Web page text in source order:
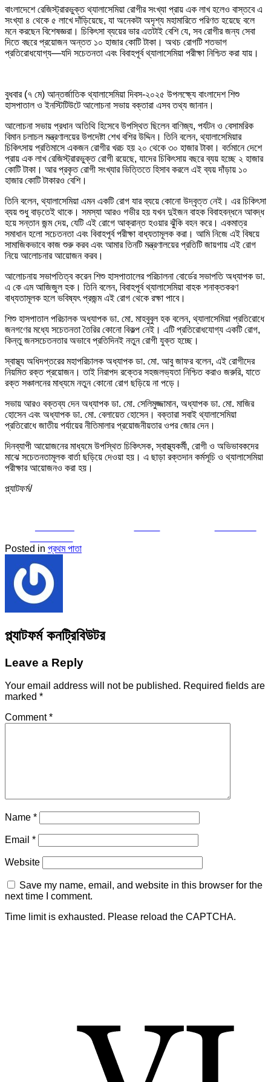
বাংলাদেশে রেজিস্ট্রারভুক্ত থ্যালাসেমিয়া রোগীর সংখ্যা প্রায় এক লাখ হলেও বাস্তবে এ
সংখ্যা ৪ থেকে ৫ লাখে দাঁড়িয়েছে, যা অনেকটা অদৃশ্য মহামারিতে পরিণত হয়েছে বলে
মনে করছেন বিশেষজ্ঞরা। চিকিৎসা ব্যয়ের ভার এতটাই বেশি যে, সব রোগীর জন্য সেবা
দিতে বছরে প্রয়োজন অন্তত ১০ হাজার কোটি টাকা। অথচ রোগটি শতভাগ
প্রতিরোধযোগ্য—যদি সচেতনতা এবং বিবাহপূর্ব থ্যালাসেমিয়া পরীক্ষা নিশ্চিত করা যায়।
বুধবার (৭ মে) আন্তর্জাতিক থ্যালাসেমিয়া দিবস-২০২৫ উপলক্ষ্যে বাংলাদেশ শিশু
হাসপাতাল ও ইনস্টিটিউটে আলোচনা সভায় বক্তারা এসব তথ্য জানান।
আলোচনা সভায় প্রধান অতিথি হিসেবে উপস্থিত ছিলেন বাণিজ্য, পর্যটন ও বেসামরিক
বিমান চলাচল মন্ত্রণালয়ের উপদেষ্টা শেখ বশির উদ্দিন। তিনি বলেন, থ্যালাসেমিয়ার
চিকিৎসায় প্রতিমাসে একজন রোগীর খরচ হয় ২০ থেকে ৩০ হাজার টাকা। বর্তমানে দেশে
প্রায় এক লাখ রেজিস্ট্রারভুক্ত রোগী রয়েছে, যাদের চিকিৎসায় বছরে ব্যয় হচ্ছে ২ হাজার
কোটি টাকা। আর প্রকৃত রোগী সংখ্যার ভিত্তিতে হিসাব করলে এই ব্যয় দাঁড়ায় ১০
হাজার কোটি টাকারও বেশি।
তিনি বলেন, থ্যালাসেমিয়া এমন একটি রোগ যার ব্যয়ে কোনো উদ্বৃত্ত নেই। এর চিকিৎসা
ব্যয় শুধু বাড়তেই থাকে। সমস্যা আরও গভীর হয় যখন দুইজন বাহক বিবাহবন্ধনে আবদ্ধ
হয়ে সন্তান জন্ম দেয়, যেটি এই রোগে আক্রান্ত হওয়ার ঝুঁকি বহন করে। একমাত্র
সমাধান হলো সচেতনতা এবং বিবাহপূর্ব পরীক্ষা বাধ্যতামূলক করা। আমি নিজে এই বিষয়ে
সামাজিকভাবে কাজ শুরু করব এবং আমার তিনটি মন্ত্রণালয়ের প্রতিটি জায়গায় এই রোগ
নিয়ে আলোচনার আয়োজন করব।
আলোচনায় সভাপতিত্ব করেন শিশু হাসপাতালের পরিচালনা বোর্ডের সভাপতি অধ্যাপক ডা.
এ কে এম আজিজুল হক। তিনি বলেন, বিবাহপূর্ব থ্যালাসেমিয়া বাহক শনাক্তকরণ
বাধ্যতামূলক হলে ভবিষ্যৎ প্রজন্ম এই রোগ থেকে রক্ষা পাবে।
শিশু হাসপাতাল পরিচালক অধ্যাপক ডা. মো. মাহবুবুল হক বলেন, থ্যালাসেমিয়া প্রতিরোধে
জনগণের মধ্যে সচেতনতা তৈরির কোনো বিকল্প নেই। এটি প্রতিরোধযোগ্য একটি রোগ,
কিন্তু জনসচেতনতার অভাবে প্রতিদিনই নতুন রোগী যুক্ত হচ্ছে।
স্বাস্থ্য অধিদপ্তরের মহাপরিচালক অধ্যাপক ডা. মো. আবু জাফর বলেন, এই রোগীদের
নিয়মিত রক্ত প্রয়োজন। তাই নিরাপদ রক্তের সহজলভ্যতা নিশ্চিত করাও জরুরি, যাতে
রক্ত সঞ্চালনের মাধ্যমে নতুন কোনো রোগ ছড়িয়ে না পড়ে।
সভায় আরও বক্তব্য দেন অধ্যাপক ডা. মো. সেলিমুজ্জামান, অধ্যাপক ডা. মো. মাজির
হোসেন এবং অধ্যাপক ডা. মো. বেলায়েত হোসেন। বক্তারা সবাই থ্যালাসেমিয়া
প্রতিরোধে জাতীয় পর্যায়ের নীতিমালার প্রয়োজনীয়তার ওপর জোর দেন।
দিনব্যাপী আয়োজনের মাধ্যমে উপস্থিত চিকিৎসক, স্বাস্থ্যকর্মী, রোগী ও অভিভাবকদের
মাঝে সচেতনতামূলক বার্তা ছড়িয়ে দেওয়া হয়। এ ছাড়া রক্তদান কর্মসূচি ও থ্যালাসেমিয়া
পরীক্ষার আয়োজনও করা হয়।
প্ল্যাটফর্ম/
Posted in প্রথম পাতা
প্ল্যাটফর্ম কনট্রিবিউটর
Leave a Reply
Your email address will not be published. Required fields are
marked *
Comment*
Name *
Email *
Website
Save my name, email, and website in this browser for the
next time I comment.
Time limit is exhausted. Please reload the CAPTCHA.